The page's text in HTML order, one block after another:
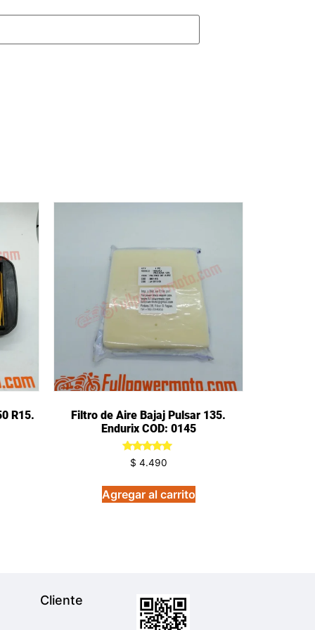
R15.
Filtro de Aire Bajaj Pulsar 135.
Endurix COD: 0145
Valorado
en
de 5
$ 4.490
Agregar al carrito
Cliente